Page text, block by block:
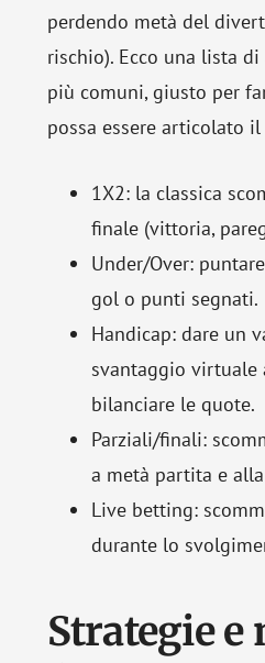
perdendo metà del
rischio). Ecco una lista
più comuni, giusto per
possa essere articolato
1X2: la classica
finale (vittoria,
Under/Over:
gol o punti segnati.
Handicap: dare un
svantaggio virtuale
bilanciare le quote.
Parziali/finali:
a metà partita e
Live betting:
durante lo
Strategie e